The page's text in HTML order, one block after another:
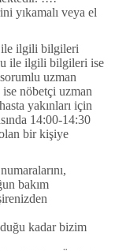
yıkamalı veya el
ile ilgili bilgileri
ile ilgili bilgileri ise
uzman
nöbetçi uzman
yakınları için
14:00-14:30
olan bir kişiye
bakım
kadar bizim